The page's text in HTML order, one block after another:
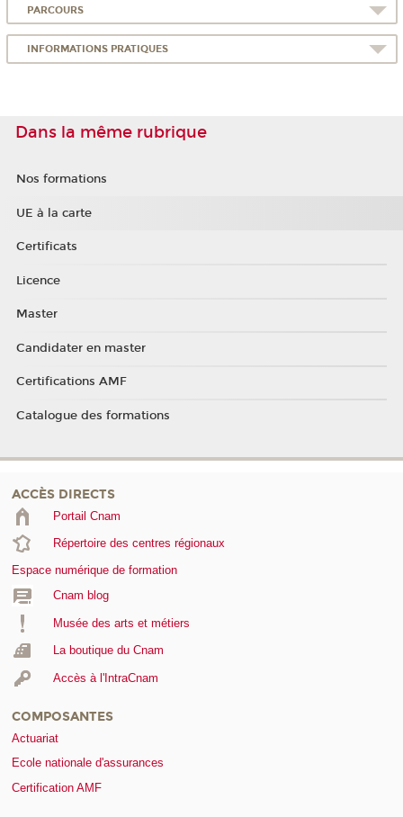
PARCOURS
INFORMATIONS PRATIQUES
Dans la même rubrique
Nos formations
UE à la carte
Certificats
Licence
Master
Candidater en master
Certifications AMF
Catalogue des formations
ACCÈS DIRECTS
Portail Cnam
Répertoire des centres régionaux
Espace numérique de formation
Cnam blog
Musée des arts et métiers
La boutique du Cnam
Accès à l'IntraCnam
COMPOSANTES
Actuariat
Ecole nationale d'assurances
Certification AMF